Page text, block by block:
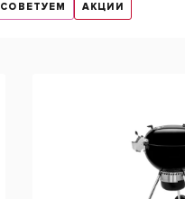
СОВЕТУЕМ АКЦИИ